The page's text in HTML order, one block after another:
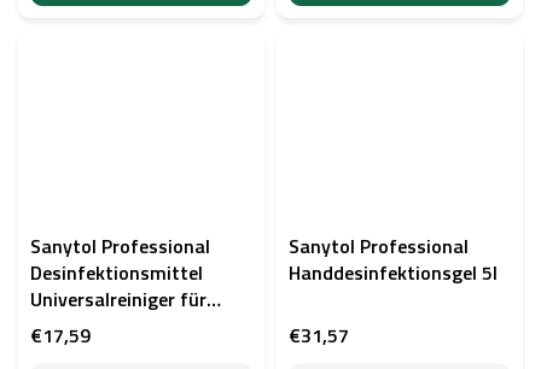
Sanytol Professional
Desinfektionsmittel
Universalreiniger für
Böden und Oberflächen
Eukalyptus 5 l
€17,59
Sanytol Professional
Handdesinfektionsgel 5l
€31,57